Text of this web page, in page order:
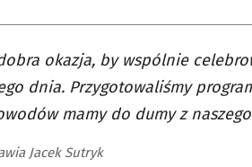
okazja, by wspólnie
dnia. Przygotowaliśmy
mamy do dumy z
Jacek Sutryk